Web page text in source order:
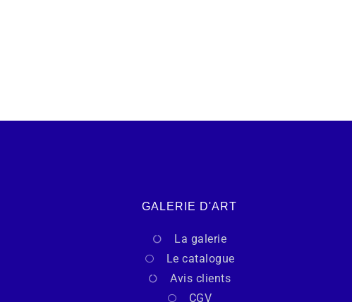
GALERIE D'ART
La galerie
Le catalogue
Avis clients
CGV